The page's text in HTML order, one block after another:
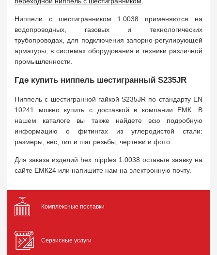
Ниппели с шестигранником 1.0038 применяются на
водопроводных, газовых и технологических
трубопроводах, для подключения запорно-регулирующей
арматуры, в системах оборудования и техники различной
промышленности.
Где купить ниппель шестигранный S235JR
Ниппель с шестигранной гайкой S235JR по стандарту EN
10241 можно купить с доставкой в компании ЕМК. В
нашем каталоге вы также найдете всю подробную
информацию о фитингах из углеродистой стали:
размеры, вес, тип и шаг резьбы, чертежи и фото.
Для заказа изделий hex nipples 1.0038 оставьте заявку на
сайте ЕМК24 или напишите нам на электронную почту.
Комплексные поставки
Сервисные услуги